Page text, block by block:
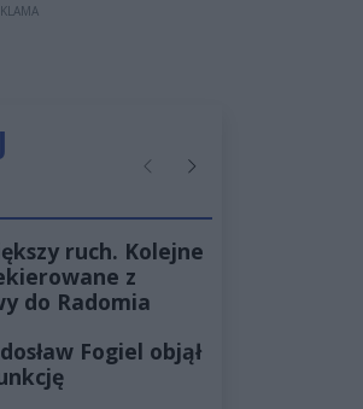
PoprzednieNastępne
ruch. Kolejne
z
do Radomia
Fogiel objął